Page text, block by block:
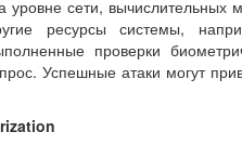
уровне сети,
ресурсы системы,
проверки
Успешные атаки могут